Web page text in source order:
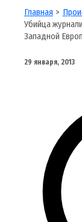
Главная
Убийца
Западной
29 января, 2013